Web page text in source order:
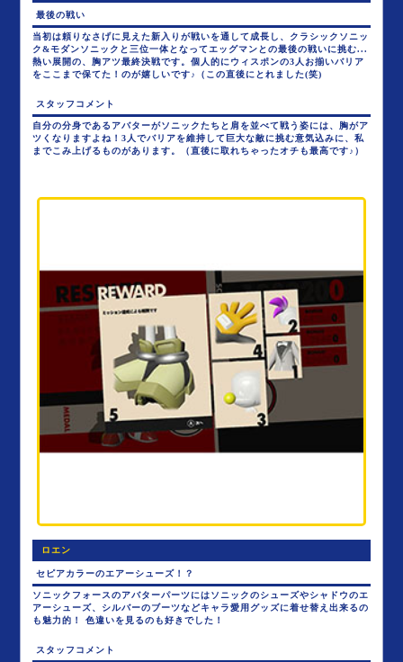
最後の戦い
当初は頼りなさげに見えた新入りが戦いを通して成長し、クラシックソニッ
ク&モダンソニックと三位一体となってエッグマンとの最後の戦いに挑む...
熱い展開の、胸アツ最終決戦です。個人的にウィスポンの3人お揃いバリア
をここまで保てた！のが嬉しいです♪（この直後にとれました(笑)
スタッフコメント
自分の分身であるアバターがソニックたちと肩を並べて戦う姿には、胸がア
ツくなりますよね！3人でバリアを維持して巨大な敵に挑む意気込みに、私
までこみ上げるものがあります。（直後に取れちゃったオチも最高です♪）
ロエン
セピアカラーのエアーシューズ！？
ソニックフォースのアバターパーツにはソニックのシューズやシャドウのエ
アーシューズ、シルバーのブーツなどキャラ愛用グッズに着せ替え出来るの
も魅力的！ 色違いを見るのも好きでした！
スタッフコメント